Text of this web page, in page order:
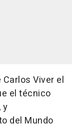
Viver el
el técnico
y
del Mundo